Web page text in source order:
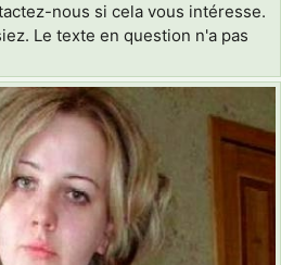
nous si cela vous intéresse.
Le texte en question n'a pas